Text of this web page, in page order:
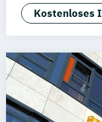
Psychologie
Arbeit
Kostenloses